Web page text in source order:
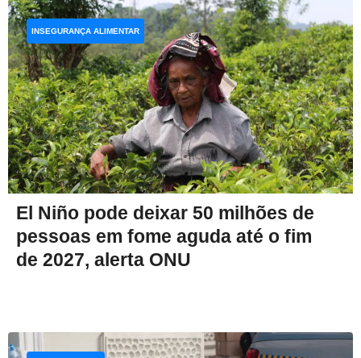
El Niño pode deixar 50 milhões de
pessoas em fome aguda até o fim
de 2027, alerta ONU
INSEGURANÇA ALIMENTAR